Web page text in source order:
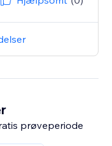
prøveperiode